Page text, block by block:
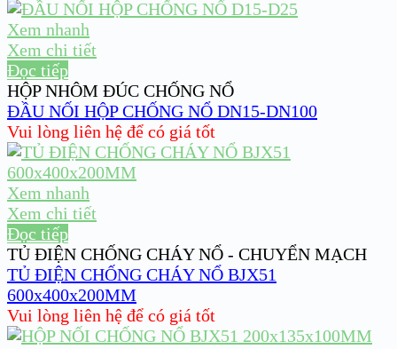
Xem nhanh
Xem chi tiết
Đọc tiếp
HỘP NHÔM ĐÚC CHỐNG NỔ
ĐẦU NỐI HỘP CHỐNG NỔ DN15-DN100
Vui lòng liên hệ để có giá tốt
Xem nhanh
Xem chi tiết
Đọc tiếp
TỦ ĐIỆN CHỐNG CHÁY NỔ - CHUYỂN MẠCH
TỦ ĐIỆN CHỐNG CHÁY NỔ BJX51
600x400x200MM
Vui lòng liên hệ để có giá tốt